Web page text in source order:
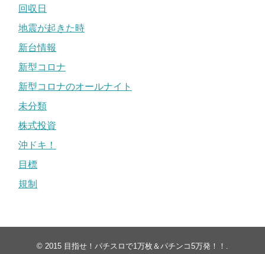
回収日
地震が起きた時
新台情報
新型コロナ
新型コロナのオールナイト
未分類
株式投資
沖ドキ！
目標
規制
© 2015 目指せ！パチスロで1万枚＆パチンコ5万発！！ .